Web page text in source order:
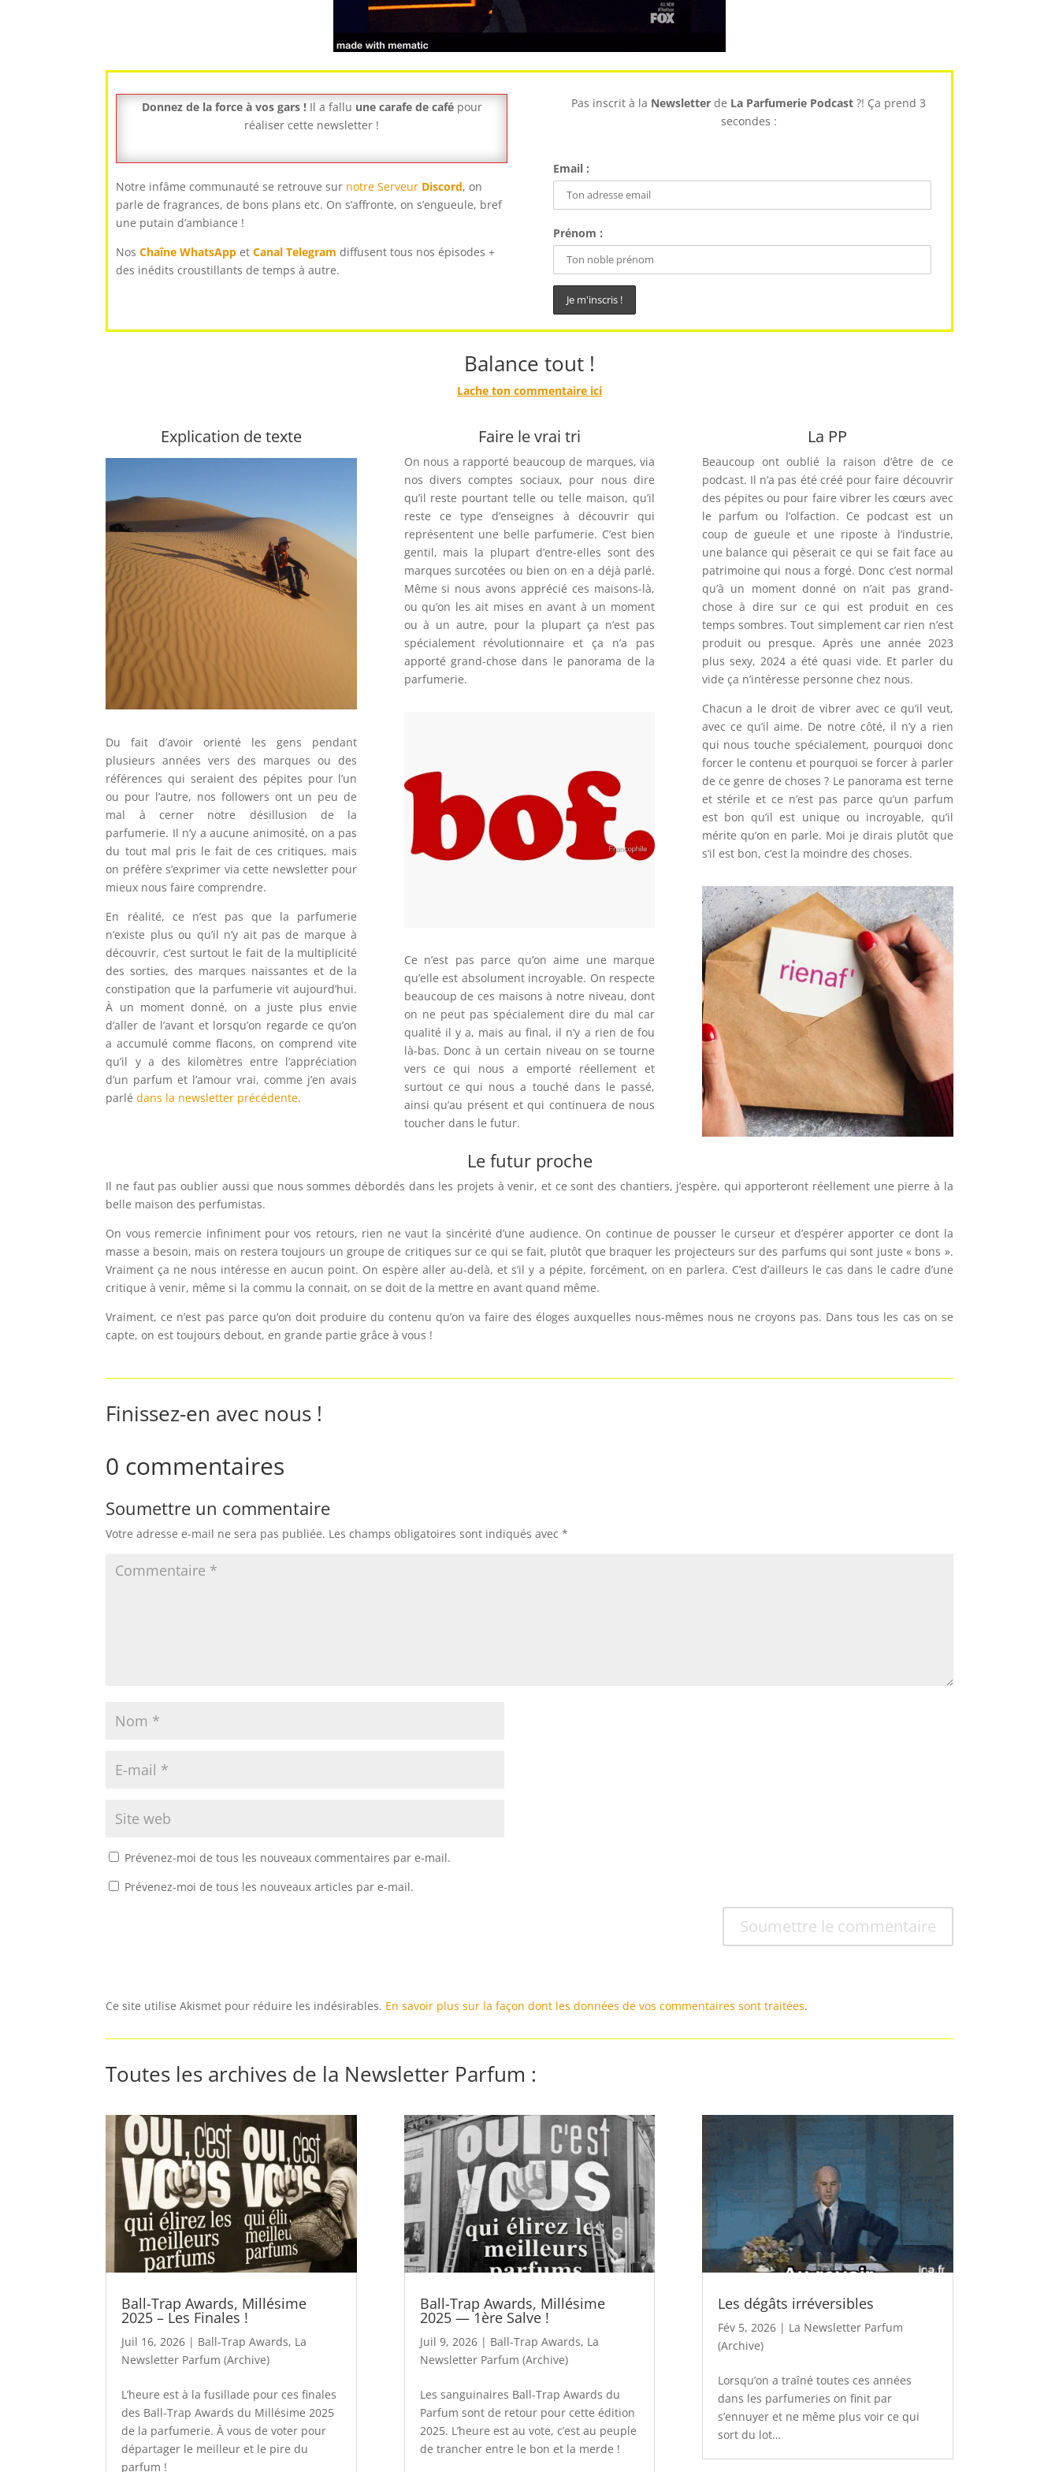
Donnez de la force à vos gars !Il a fallu une carafe de café pour
réaliser cette newsletter !
Notre infâme communauté se retrouve sur notre Serveur Discord, on
parle de fragrances, de bons plans etc. On s’affronte, on s’engueule, bref
une putain d’ambiance !
NosChaîne WhatsApp etCanal Telegram diffusent tous nos épisodes +
des inédits croustillants de temps à autre.
Pas inscrit à la Newsletter de La Parfumerie Podcast ?! Ça prend 3
secondes :
Email :
Prénom :
Balance tout !
Lache ton commentaire ici
Explication de texte
Du fait d’avoir orienté les gens pendant
plusieurs années vers des marques ou des
références qui seraient des pépites pour l’un
ou pour l’autre, nos followers ont un peu de
mal à cerner notre désillusion de la
parfumerie. Il n’y a aucune animosité, on a pas
du tout mal pris le fait de ces critiques, mais
on préfère s’exprimer via cette newsletter pour
mieux nous faire comprendre.
En réalité, ce n’est pas que la parfumerie
n’existe plus ou qu’il n’y ait pas de marque à
découvrir, c’est surtout le fait de la multiplicité
des sorties, des marques naissantes et de la
constipation que la parfumerie vit aujourd’hui.
À un moment donné, on a juste plus envie
d’aller de l’avant et lorsqu’on regarde ce qu’on
a accumulé comme flacons, on comprend vite
qu’il y a des kilomètres entre l’appréciation
d’un parfum et l’amour vrai, comme j’en avais
parlédans la newsletter précédente.
Faire le vrai tri
On nous a rapporté beaucoup de marques, via
nos divers comptes sociaux, pour nous dire
qu’il reste pourtant telle ou telle maison, qu’il
reste ce type d’enseignes à découvrir qui
représentent une belle parfumerie. C’est bien
gentil, mais la plupart d’entre-elles sont des
marques surcotées ou bien on en a déjà parlé.
Même si nous avons apprécié ces maisons-là,
ou qu’on les ait mises en avant à un moment
ou à un autre, pour la plupart ça n’est pas
spécialement révolutionnaire et ça n’a pas
apporté grand-chose dans le panorama de la
parfumerie.
Ce n’est pas parce qu’on aime une marque
qu’elle est absolument incroyable. On respecte
beaucoup de ces maisons à notre niveau, dont
on ne peut pas spécialement dire du mal car
qualité il y a, mais au final, il n’y a rien de fou
là-bas. Donc à un certain niveau on se tourne
vers ce qui nous a emporté réellement et
surtout ce qui nous a touché dans le passé,
ainsi qu’au présent et qui continuera de nous
toucher dans le futur.
La PP
Beaucoup ont oublié la raison d’être de ce
podcast. Il n’a pas été créé pour faire découvrir
des pépites ou pour faire vibrer les cœurs avec
le parfum ou l’olfaction. Ce podcast est un
coup de gueule et une riposte à l’industrie,
une balance qui pèserait ce qui se fait face au
patrimoine qui nous a forgé. Donc c’est normal
qu’à un moment donné on n’ait pas grand-
chose à dire sur ce qui est produit en ces
temps sombres. Tout simplement car rien n’est
produit ou presque. Après une année 2023
plus sexy, 2024 a été quasi vide. Et parler du
vide ça n’intéresse personne chez nous.
Chacun a le droit de vibrer avec ce qu’il veut,
avec ce qu’il aime. De notre côté, il n’y a rien
qui nous touche spécialement, pourquoi donc
forcer le contenu et pourquoi se forcer à parler
de ce genre de choses ? Le panorama est terne
et stérile et ce n’est pas parce qu’un parfum
est bon qu’il est unique ou incroyable, qu’il
mérite qu’on en parle. Moi je dirais plutôt que
s’il est bon, c’est la moindre des choses.
Le futur proche
Il ne faut pas oublier aussi que nous sommes débordés dans les projets à venir, et ce sont des chantiers, j’espère, qui apporteront réellement une pierre à la
belle maison des perfumistas.
On vous remercie infiniment pour vos retours, rien ne vaut la sincérité d’une audience. On continue de pousser le curseur et d’espérer apporter ce dont la
masse a besoin, mais on restera toujours un groupe de critiques sur ce qui se fait, plutôt que braquer les projecteurs sur des parfums qui sont juste « bons ».
Vraiment ça ne nous intéresse en aucun point. On espère aller au-delà, et s’il y a pépite, forcément, on en parlera. C’est d’ailleurs le cas dans le cadre d’une
critique à venir, même si la commu la connait, on se doit de la mettre en avant quand même.
Vraiment, ce n’est pas parce qu’on doit produire du contenu qu’on va faire des éloges auxquelles nous-mêmes nous ne croyons pas. Dans tous les cas on se
capte, on est toujours debout, en grande partie grâce à vous !
Finissez-en avec nous !
0 commentaires
Soumettre un commentaire
Votre adresse e-mail ne sera pas publiée. Les champs obligatoires sont indiqués avec*
Prévenez-moi de tous les nouveaux commentaires par e-mail.
Prévenez-moi de tous les nouveaux articles par e-mail.
Soumettre le commentaire
Ce site utilise Akismet pour réduire les indésirables. En savoir plus sur la façon dont les données de vos commentaires sont traitées.
Toutes les archives de la Newsletter Parfum :
Ball-Trap Awards, Millésime
2025 – Les Finales !
Juil 16, 2026 | Ball-Trap Awards, La
Newsletter Parfum (Archive)
L’heure est à la fusillade pour ces finales
des Ball-Trap Awards du Millésime 2025
de la parfumerie. À vous de voter pour
départager le meilleur et le pire du
parfum !
Ball-Trap Awards, Millésime
2025 — 1ère Salve !
Juil 9, 2026| Ball-Trap Awards, La
Newsletter Parfum (Archive)
Les sanguinaires Ball-Trap Awards du
Parfum sont de retour pour cette édition
2025. L’heure est au vote, c’est au peuple
de trancher entre le bon et la merde !
Les dégâts irréversibles
Fév 5, 2026| La Newsletter Parfum
(Archive)
Lorsqu’on a traîné toutes ces années
dans les parfumeries on finit par
s’ennuyer et ne même plus voir ce qui
sort du lot…